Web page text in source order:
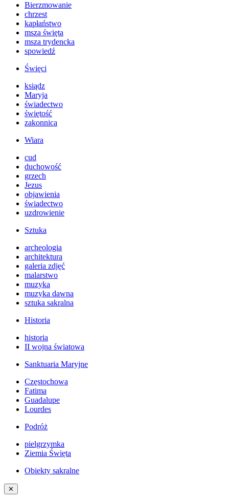
Bierzmowanie
chrzest
kapłaństwo
msza święta
msza trydencka
spowiedź
Święci
ksiądz
Maryja
świadectwo
świętość
zakonnica
Wiara
cud
duchowość
grzech
Jezus
objawienia
świadectwo
uzdrowienie
Sztuka
archeologia
architektura
galeria zdjęć
malarstwo
muzyka
muzyka dawna
sztuka sakralna
Historia
historia
II wojna światowa
Sanktuaria Maryjne
Częstochowa
Fatima
Guadalupe
Lourdes
Podróż
pielgrzymka
Ziemia Święta
Obiekty sakralne
✕